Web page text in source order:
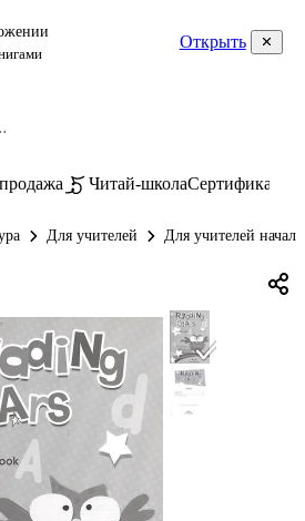
Открыть
Читай-школаСертификаты
Для учителей Для учителей